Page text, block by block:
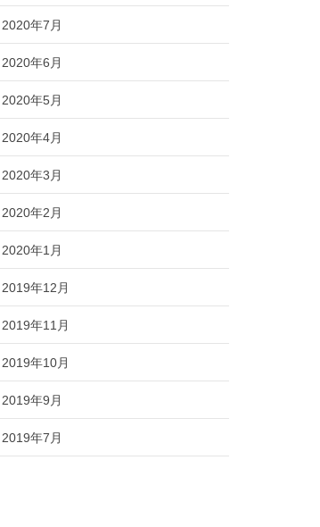
2020年7月
2020年6月
2020年5月
2020年4月
2020年3月
2020年2月
2020年1月
2019年12月
2019年11月
2019年10月
2019年9月
2019年7月